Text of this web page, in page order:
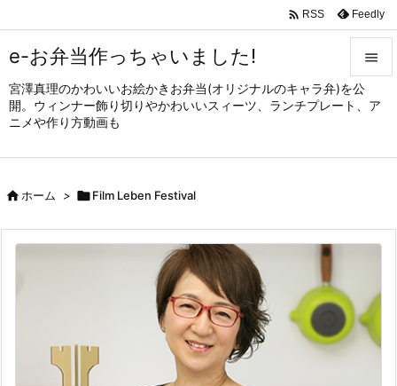
e-お弁当作っちゃいました!
宮澤真理のかわいいお絵かきお弁当(オリジナルのキャラ弁)を公
開。ウィンナー飾り切りやかわいいスィーツ、ランチプレート、ア
ニメや作り方動画も


メニュ
サイド

次へ
検索
 RSS Feedly
ホーム > Film Leben Festival